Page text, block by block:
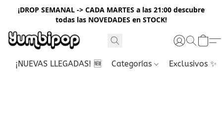
¡DROP SEMANAL -> CADA MARTES a las 21:00 descubre
todas las NOVEDADES en STOCK!
¡NUEVAS LLEGADAS! 🆕 Categorías Exclusivos ✨